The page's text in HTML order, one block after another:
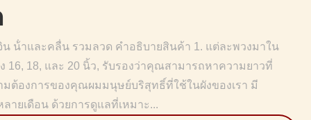
น้ําและคลื่น รวมลวด คําอธิบายสินค้า 1. แต่ละพวงมาใน
16, 18, และ 20 นิ้ว, รับรองว่าคุณสามารถหาความยาวที่
ต้องการของคุณผมมนุษย์บริสุทธิ์ที่ใช้ในผังของเรา มี
ยเดือน ด้วยการดูแลที่เหมาะ...